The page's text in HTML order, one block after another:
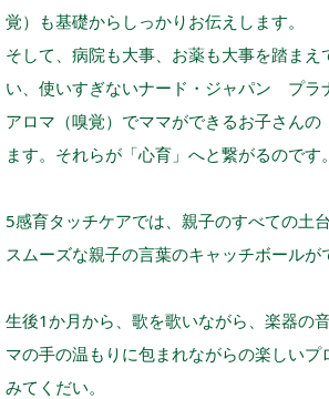
覚）も基礎からしっかりお伝えします。
そして、病院も大事、お薬も大事を踏まえ
い、使いすぎないナード・ジャパン プラ
アロマ（嗅覚）でママができるお子さんの
ます。それらが「心育」へと繋がるのです。
5感育タッチケアでは、親子のすべての土
スムーズな親子の言葉のキャッチボールが
生後1か月から、歌を歌いながら、楽器の
マの手の温もりに包まれながらの楽しいプ
みてくだい。